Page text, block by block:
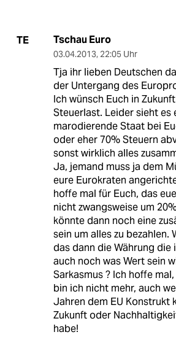
TE Tschau Euro
03.04.2013, 22:05 Uhr
Tja ihr lieben Deutschen
der Untergang des
Ich wünsch Euch in
Steuerlast. Leider sieht es
marodierende Staat bei
oder eher 70% Steuern
sonst wirklich alles
Ja, jemand muss ja dem
eure Eurokraten
hoffe mal für Euch, das
nicht zwangsweise um
könnte dann noch eine
sein um alles zu bezahlen.
das dann die Währung die
auch noch was Wert sein
Sarkasmus ? Ich hoffe
bin ich nicht mehr, auch
Jahren dem EU Konstrukt
Zukunft oder
habe!